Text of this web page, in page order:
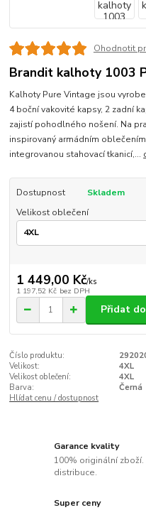
Ohodnotit
Brandit kalhoty 1003
Kalhoty Pure Vintage jsou
4 boční vakovité kapsy, 2 zadní
zajistí pohodlného nošení. Na
inspirovaný armádním
integrovanou stahovací tkanicí,...
Dostupnost
Skladem
Velikost oblečení
1 449,00 Kč/ks
1 197,52 Kč bez DPH
Přidat
Číslo produktu:
Velikost:
4XL
Velikost oblečení:
4XL
Barva:
Černá
Hlídat cenu / dostupnost
Garance kvality
100% originální
distribuce.
Super ceny